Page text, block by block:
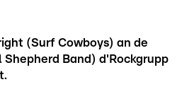
(Surf Cowboys) an de
Shepherd Band) d'Rockgrupp